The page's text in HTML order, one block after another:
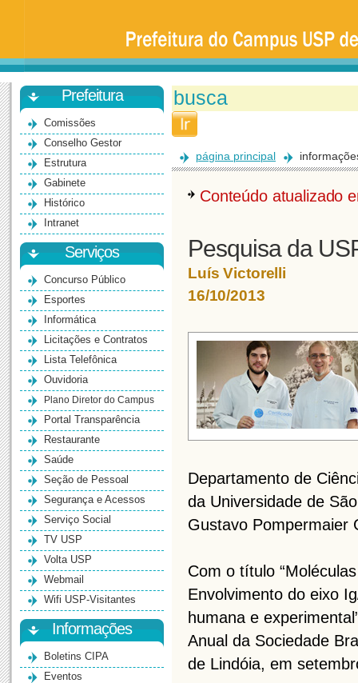
Universidade
São
Paulo
-
BauruPrefeitura
Comissões
Conselho Gestor
Estrutura
Gabinete
Histórico
Intranet
Serviços
Concurso Público
Esportes
Informática
Licitações e Contratos
Lista Telefônica
Ouvidoria
Plano Diretor do Campus
Portal Transparência
Restaurante
Saúde
Seção de Pessoal
Segurança e Acessos
Serviço Social
TV USP
Volta USP
Webmail
Wifi USP-Visitantes
Informações
Boletins CIPA
Eventos
página principal
Conteúdo atualizado
Pesquisa da
Luís Victorelli
16/10/2013
Departamento de
da Universidade de
Gustavo Pompermaier
Com o título
Envolvimento do eixo
humana e
Anual da Sociedade
de Lindóia, em